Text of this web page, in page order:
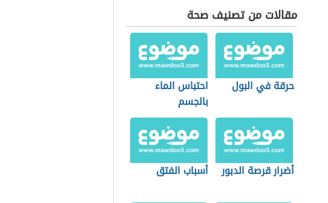
مقالات من تصنيف صحة
حرقة في البول
احتباس الماء
بالجسم
أضرار قرصة الدبور أسباب الفتق